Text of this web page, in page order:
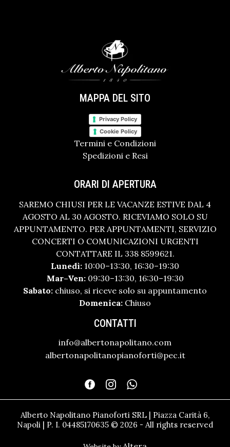
MAPPA DEL SITO
Privacy Policy
Cookie Policy
Termini e Condizioni
Spedizioni e Resi
ORARI DI APERTURA
SAREMO CHIUSI PER LE VACANZE ESTIVE DAL 4
AGOSTO AL 30 AGOSTO. RICEVIAMO SOLO SU
APPUNTAMENTO. PER APPUNTAMENTI, SERVIZIO
CONCERTI O COMUNICAZIONI URGENTI
CONTATTARE IL 338 8599621.
Lunedì: 10:00–13:30, 16:30–19:30
Mar–Ven:09:30–13:30, 16:30–19:30
Sabato: chiuso, si riceve solo su appuntamento
Domenica: Chiuso
CONTATTI
info@albertonapolitano.com
albertonapolitanopianoforti@pec.it
Alberto Napolitano Pianoforti SRL | Piazza Carità 6,
Napoli | P. I. 04485170635 © 2026 - All rights reserved